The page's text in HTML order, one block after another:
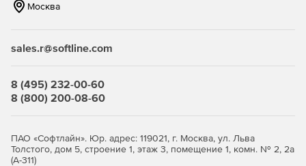
Мастер настройки для быстрого начала работы.
неограниченного числа управляемых доменов,
серверов и рабочих станций.
Москва
sales.r@softline.com
8 (495) 232-00-60
8 (800) 200-08-60
ПАО «Софтлайн». Юр. адрес: 119021, г. Москва, ул. Льва
Толстого, дом 5, строение 1, этаж 3, помещение 1, комн. № 2, 2а
(А-311)